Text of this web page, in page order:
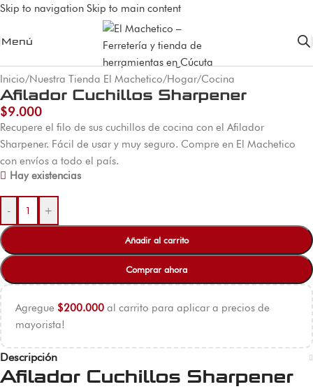
Skip to navigation Skip to main content
Menú
Inicio/Nuestra Tienda El Machetico/Hogar/Cocina
Afilador Cuchillos Sharpener
$9.000
Recupere el filo de sus cuchillos de cocina con el Afilador
Sharpener. Fácil de usar y muy seguro. Compre en El Machetico
con envíos a todo el país.
Hay existencias
- +
Añadir al carrito
Comprar ahora
Agregue $200.000 al carrito para aplicar a precios de
mayorista!
Descripción
Afilador Cuchillos Sharpener